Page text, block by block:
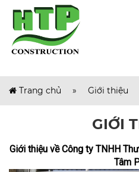
Trang chủ » Giới thiệu
GIỚI
Giới thiệu về Công ty TNHH
Tâm